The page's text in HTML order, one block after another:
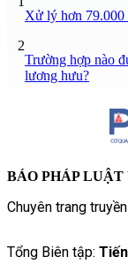
Xử lý hơn 79.000
2
Trường hợp nào
lương hưu?
BÁO PHÁP
Chuyên trang
Tổng Biên tập: